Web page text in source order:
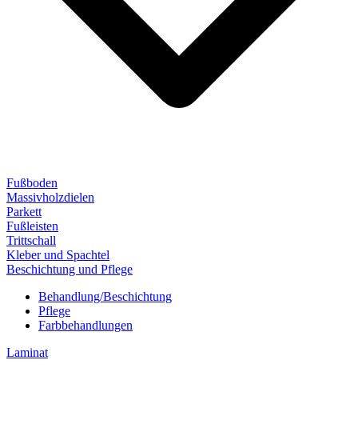
Fußboden
Massivholzdielen
Parkett
Fußleisten
Trittschall
Kleber und Spachtel
Beschichtung und Pflege
Behandlung/Beschichtung
Pflege
Farbbehandlungen
Laminat